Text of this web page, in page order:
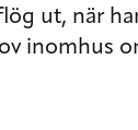
ut, när
inomhus